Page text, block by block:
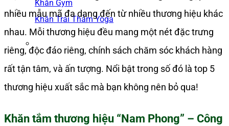
Khăn Gym
Khăn Trải Thảm Yoga
nhiều mẫu mã đa dạng đến từ nhiều thương hiệu khác
nhau. Mỗi thương hiệu đều mang một nét đặc trưng
riêng, độc đáo riêng, chính sách chăm sóc khách hàng
rất tận tâm, và ấn tượng. Nổi bật trong số đó là top 5
thương hiệu xuất sắc mà bạn không nên bỏ qua!
Khăn tắm thương hiệu “Nam Phong” – Công